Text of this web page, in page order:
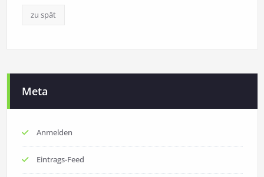
zu spät
Meta
Anmelden
Eintrags-Feed